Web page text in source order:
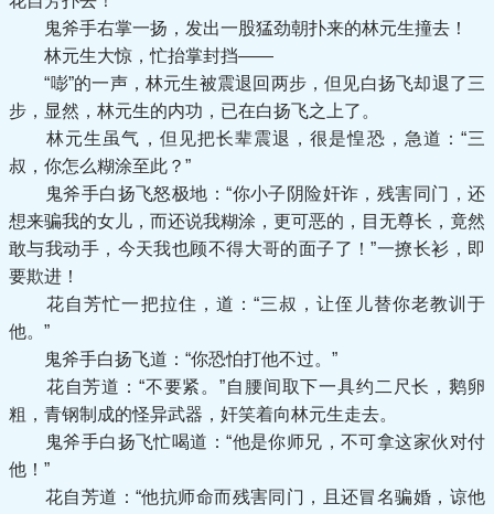
鬼斧手右掌一扬，发出一股猛劲朝扑来的林元生撞去！
林元生大惊，忙抬掌封挡——
“嘭”的一声，林元生被震退回两步，但见白扬飞却退了三
步，显然，林元生的内功，已在白扬飞之上了。
林元生虽气，但见把长辈震退，很是惶恐，急道：“三
叔，你怎么糊涂至此？”
鬼斧手白扬飞怒极地：“你小子阴险奸诈，残害同门，还
想来骗我的女儿，而还说我糊涂，更可恶的，目无尊长，竟然
敢与我动手，今天我也顾不得大哥的面子了！”一撩长衫，即
要欺进！
花自芳忙一把拉住，道：“三叔，让侄儿替你老教训于
他。”
鬼斧手白扬飞道：“你恐怕打他不过。”
花自芳道：“不要紧。”自腰间取下一具约二尺长，鹅卵
粗，青钢制成的怪异武器，奸笑着向林元生走去。
鬼斧手白扬飞忙喝道：“他是你师兄，不可拿这家伙对付
他！”
花自芳道：“他抗师命而残害同门，且还冒名骗婚，谅他